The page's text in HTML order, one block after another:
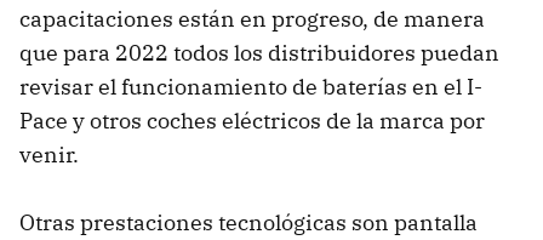
capacitaciones están en progreso, de manera
que para 2022 todos los distribuidores puedan
revisar el funcionamiento de baterías en el I-
Pace y otros coches eléctricos de la marca por
venir.
Otras prestaciones tecnológicas son pantalla